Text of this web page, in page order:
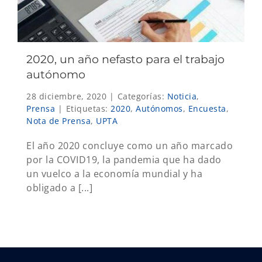
2020, un año nefasto para el trabajo
autónomo
28 diciembre, 2020 | Categorías: Noticia,
Prensa | Etiquetas: 2020, Autónomos, Encuesta,
Nota de Prensa, UPTA
El año 2020 concluye como un año marcado
por la COVID19, la pandemia que ha dado
un vuelco a la economía mundial y ha
obligado a [...]